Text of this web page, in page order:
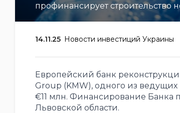
профинансирует строительство
14.11.25 Новости инвестиций Украины
Европейский банк
Group (KMW), одного из
€11 млн. Финансирование Банка
Львовской области.